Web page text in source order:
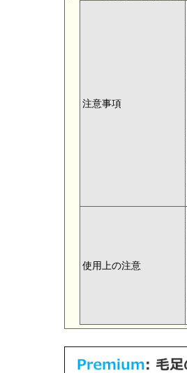
注意事項
使用上の注意